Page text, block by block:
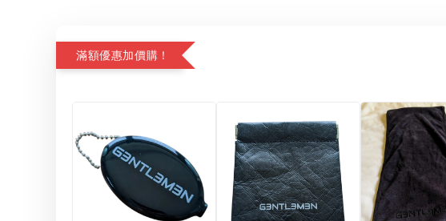
滿額優惠加價購！